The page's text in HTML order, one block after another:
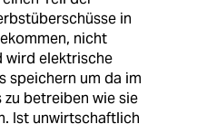
in
nicht
wird elektrische
speichern um da im
zu betreiben wie sie
Ist unwirtschaftlich